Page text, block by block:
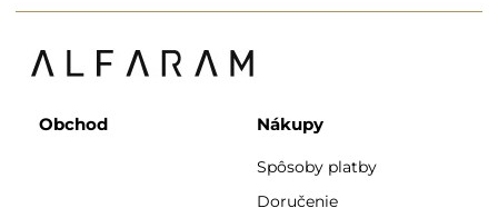
Obchod Nákupy
Spôsoby platby
Doručenie